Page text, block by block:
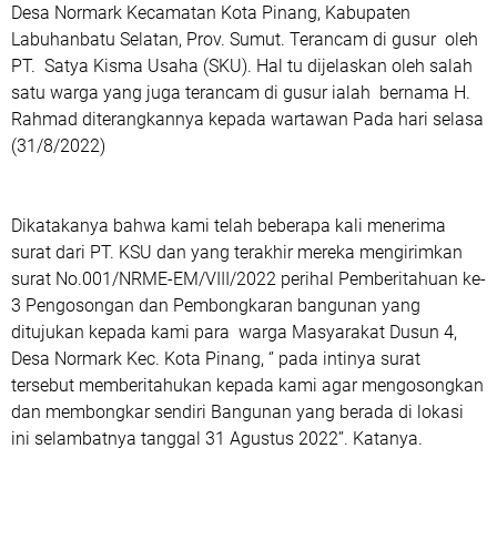
Desa Normark Kecamatan Kota Pinang, Kabupaten
Labuhanbatu Selatan, Prov. Sumut. Terancam di gusur oleh
PT. Satya Kisma Usaha (SKU). Hal tu dijelaskan oleh salah
satu warga yang juga terancam di gusur ialah bernama H.
Rahmad diterangkannya kepada wartawan Pada hari selasa
(31/8/2022)
Dikatakanya bahwa kami telah beberapa kali menerima
surat dari PT. KSU dan yang terakhir mereka mengirimkan
surat No.001/NRME-EM/VIII/2022 perihal Pemberitahuan ke-
3 Pengosongan dan Pembongkaran bangunan yang
ditujukan kepada kami para warga Masyarakat Dusun 4,
Desa Normark Kec. Kota Pinang, ‘’ pada intinya surat
tersebut memberitahukan kepada kami agar mengosongkan
dan membongkar sendiri Bangunan yang berada di lokasi
ini selambatnya tanggal 31 Agustus 2022’’. Katanya.